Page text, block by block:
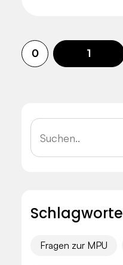
0 1
Schlagworte
Fragen zur MPU